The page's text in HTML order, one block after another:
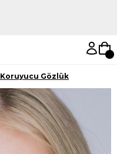
Koruyucu Gözlük